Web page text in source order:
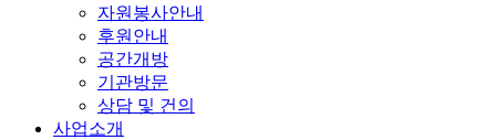
자원봉사안내
후원안내
공간개방
기관방문
상담 및 건의
사업소개